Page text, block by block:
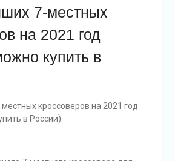
7-местных
на 2021 год
купить в